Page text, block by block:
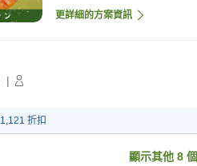
更詳細的方案資訊
|
折扣
顯示其他 8